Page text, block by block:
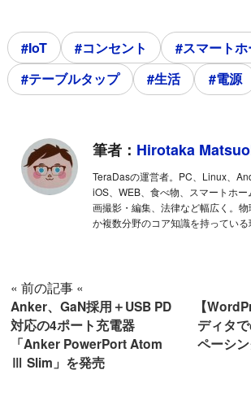
#IoT #コンセント
#スマートホ
#テーブルタップ
#生活 #電源
筆者： Hirotaka
TeraDasの運営者。PC、Linux、
iOS、WEB、食べ物、スマートホ
画撮影・編集、法律など幅広く。
か複数分野のコア知識を持っている
« 前の記事 «
Anker、GaN採用＋USB PD
対応の4ポート充電器
「Anker PowerPort Atom
Ⅲ Slim」を発売
【
ディタ
ペーシ